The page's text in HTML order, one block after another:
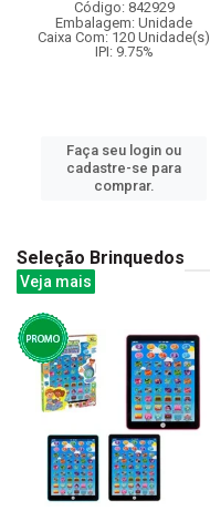
Código: 842929
Embalagem: Unidade
Caixa Com: 120 Unidade(s)
IPI: 9.75%
Faça seu login ou
cadastre-se para
comprar.
Seleção Brinquedos
Veja mais